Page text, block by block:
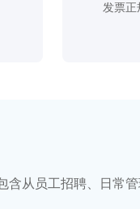
发票
含从员工招聘、日常